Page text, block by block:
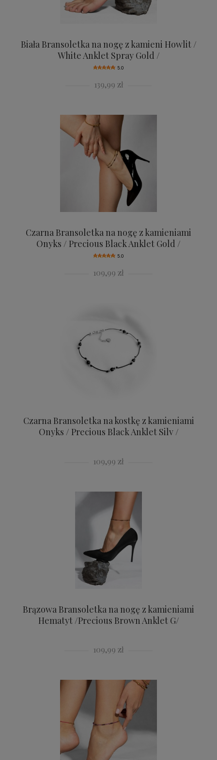
Biała Bransoletka na nogę z kamieni Howlit /
White Anklet Spray Gold /
5.0
139,99 zł
Czarna Bransoletka na nogę z kamieniami
Onyks / Precious Black Anklet Gold /
5.0
109,99 zł
Czarna Bransoletka na kostkę z kamieniami
Onyks / Precious Black Anklet Silv /
109,99 zł
Brązowa Bransoletka na nogę z kamieniami
Hematyt /Precious Brown Anklet G/
109,99 zł